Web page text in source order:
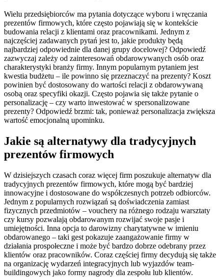
Wielu przedsiębiorców ma pytania dotyczące wyboru i wręczania
prezentów firmowych, które często pojawiają się w kontekście
budowania relacji z klientami oraz pracownikami. Jednym z
najczęściej zadawanych pytań jest to, jakie produkty będą
najbardziej odpowiednie dla danej grupy docelowej? Odpowiedź
zazwyczaj zależy od zainteresowań obdarowywanych osób oraz
charakterystyki branży firmy. Innym popularnym pytaniem jest
kwestia budżetu – ile powinno się przeznaczyć na prezenty? Koszt
powinien być dostosowany do wartości relacji z obdarowywaną
osobą oraz specyfiki okazji. Często pojawia się także pytanie o
personalizację – czy warto inwestować w spersonalizowane
prezenty? Odpowiedź brzmi: tak, ponieważ personalizacja zwiększa
wartość emocjonalną upominku.
Jakie są alternatywy dla tradycyjnych
prezentów firmowych
W dzisiejszych czasach coraz więcej firm poszukuje alternatyw dla
tradycyjnych prezentów firmowych, które mogą być bardziej
innowacyjne i dostosowane do współczesnych potrzeb odbiorców.
Jednym z popularnych rozwiązań są doświadczenia zamiast
fizycznych przedmiotów – vouchery na różnego rodzaju warsztaty
czy kursy pozwalają obdarowanym rozwijać swoje pasje i
umiejętności. Inna opcja to darowizny charytatywne w imieniu
obdarowanego – taki gest pokazuje zaangażowanie firmy w
działania prospołeczne i może być bardzo dobrze odebrany przez
klientów oraz pracowników. Coraz częściej firmy decydują się także
na organizację wydarzeń integracyjnych lub wyjazdów team-
buildingowych jako formy nagrody dla zespołu lub klientów.